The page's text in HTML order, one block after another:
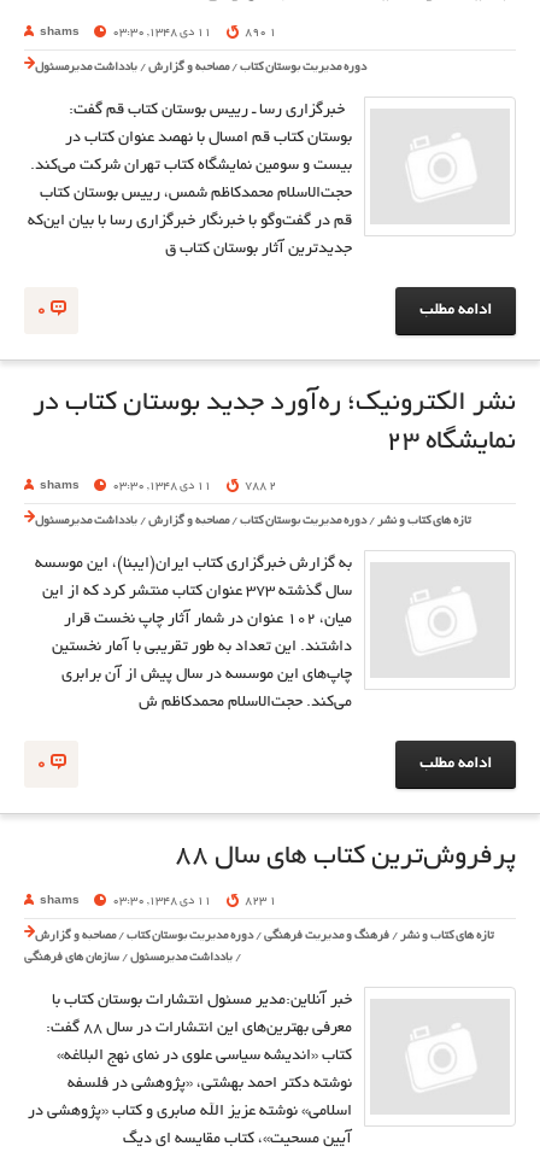
shams 11 دی 1348, 03:30 1 890
دوره مدیریت بوستان کتاب /مصاحبه و گزارش / یادداشت مدیرمسئول
خبرگزاری رسا ـ رییس بوستان کتاب قم گفت:
بوستان کتاب قم امسال با نهصد عنوان کتاب در
بیست و سومین نمایشگاه کتاب تهران شرکت می‌کند.
حجت‌الاسلام محمدکاظم شمس، رییس بوستان کتاب
قم در گفت‌وگو با خبرنگار خبرگزاری رسا با بیان این‌که
جدیدترین آثار بوستان کتاب ق
0 ادامه مطلب
نشر الكترونيك؛ ره‌آورد جديد بوستان كتاب در
نمايشگاه 23
shams 11 دی 1348, 03:30 2 788
تازه های کتاب و نشر /دوره مدیریت بوستان کتاب /مصاحبه و گزارش / یادداشت مدیرمسئول
به گزارش خبرگزاري كتاب ايران(ايبنا)، اين موسسه
سال گذشته 373 عنوان كتاب منتشر كرد كه از اين
ميان، 102 عنوان در شمار آثار چاپ نخست قرار
داشتند. اين تعداد به طور تقريبي با آمار نخستين
چاپ‌هاي اين موسسه در سال پيش از آن برابري
مي‌كند. حجت‌الاسلام محمدكاظم ش
0 ادامه مطلب
پرفروش‌ترین کتاب های سال ۸۸
shams 11 دی 1348, 03:30 1 823
تازه های کتاب و نشر / فرهنگ و مدیریت فرهنگی /دوره مدیریت بوستان کتاب /مصاحبه و گزارش
/ یادداشت مدیرمسئول / سازمان های فرهنگی
خبر آنلاین:مدیر مسئول انتشارات بوستان کتاب با
معرفی بهترین‌های این انتشارات در سال ۸۸ گفت:
کتاب «اندیشه سیاسی علوی در نمای نهج البلاغه»
نوشته دکتر احمد بهشتی، «پژوهشی در فلسفه
اسلامی» نوشته عزیز الله صابری و کتاب «پژوهشی در
آیین مسحیت»، کتاب مقایسه ای دیگ